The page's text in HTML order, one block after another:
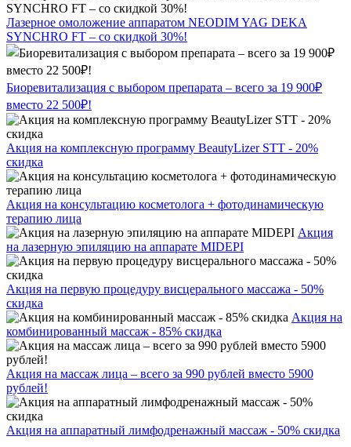
Лазерное омоложение аппаратом NEODIM YAG DEKA
SYNCHRO FT – со скидкой 30%!
Биоревитализация с выбором препарата – всего за 19 900₽
вместо 22 500₽!
Акция на комплексную программу BeautyLizer STT - 20%
скидка
Акция на консультацию косметолога + фотодинамическую
терапию лица
Акция
на лазерную эпиляцию на аппарате MIDEPI
Акция на первую процедуру висцерального массажа - 50%
скидка
Акция на
комбинированный массаж - 85% скидка
Акция на массаж лица – всего за 990 рублей вместо 5900
рублей!
Акция на аппаратный лимфодренажный массаж - 50% скидка